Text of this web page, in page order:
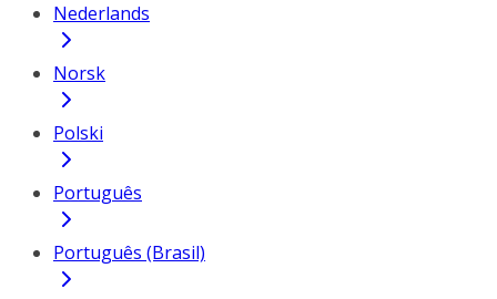
Nederlands
Norsk
Polski
Português
Português (Brasil)